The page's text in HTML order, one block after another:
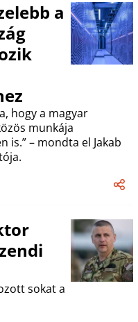
a
hogy a magyar
munkája
is.” – mondta el Jakab
sokat a